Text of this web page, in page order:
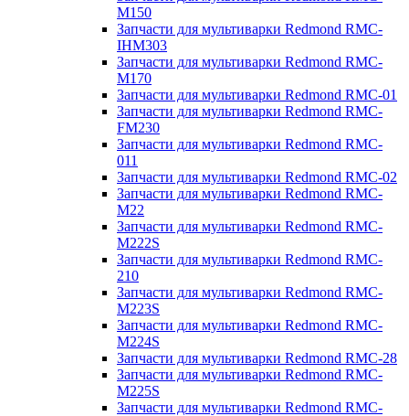
M150
Запчасти для мультиварки Redmond RMC-
IHM303
Запчасти для мультиварки Redmond RMC-
M170
Запчасти для мультиварки Redmond RMC-01
Запчасти для мультиварки Redmond RMC-
FM230
Запчасти для мультиварки Redmond RMC-
011
Запчасти для мультиварки Redmond RMC-02
Запчасти для мультиварки Redmond RMC-
M22
Запчасти для мультиварки Redmond RMC-
M222S
Запчасти для мультиварки Redmond RMC-
210
Запчасти для мультиварки Redmond RMC-
M223S
Запчасти для мультиварки Redmond RMC-
M224S
Запчасти для мультиварки Redmond RMC-28
Запчасти для мультиварки Redmond RMC-
M225S
Запчасти для мультиварки Redmond RMC-